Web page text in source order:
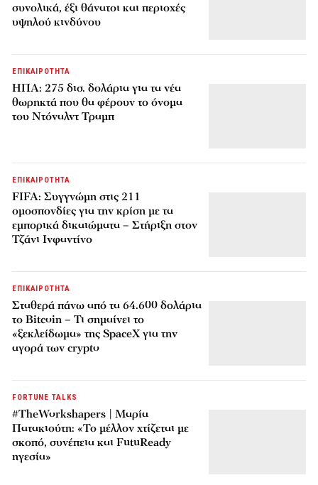
συνολικά, έξι θάνατοι και περιοχές
υψηλού κινδύνου
ΕΠΙΚΑΙΡΟΤΗΤΑ
ΗΠΑ: 275 δισ. δολάρια για τα νέα
θωρηκτά που θα φέρουν το όνομα
του Ντόναλντ Τραμπ
ΕΠΙΚΑΙΡΟΤΗΤΑ
FIFA: Συγγνώμη στις 211
ομοσπονδίες για την κρίση με τα
εμπορικά δικαιώματα – Στήριξη στον
Τζάνι Ινφαντίνο
ΕΠΙΚΑΙΡΟΤΗΤΑ
Σταθερά πάνω από τα 64.600 δολάρια
το Bitcoin – Τι σημαίνει το
«ξεκλείδωμα» της SpaceX για την
αγορά των crypto
FORTUNE TALKS
#TheWorkshapers | Μαρία
Πατακιούτη: «Το μέλλον χτίζεται με
σκοπό, συνέπεια και FutuReady
ηγεσία»